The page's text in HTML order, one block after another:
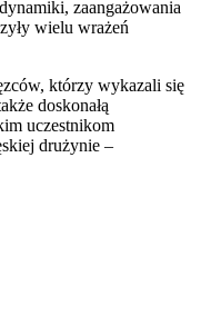
zaangażowania
wielu wrażeń
którzy wykazali się
doskonałą
uczestnikom
drużynie –